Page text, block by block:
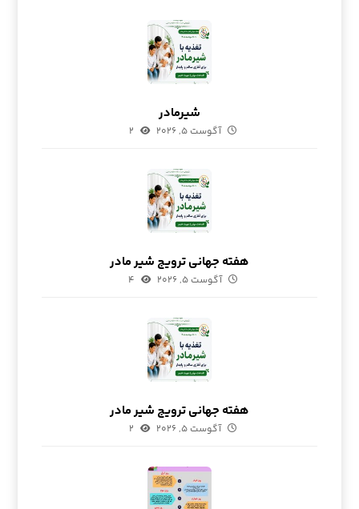
شیرمادر
آگوست ۵, ۲۰۲۶ ۲
هفته جهانی ترویج شیر مادر
آگوست ۵, ۲۰۲۶ ۴
هفته جهانی ترویج شیر مادر
آگوست ۵, ۲۰۲۶ ۲